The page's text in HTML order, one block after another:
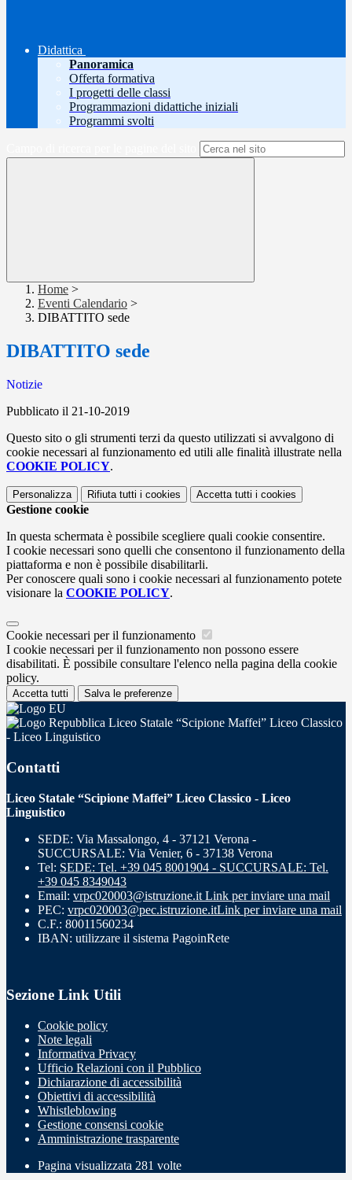
Didattica
Panoramica
Offerta formativa
I progetti delle classi
Programmazioni didattiche iniziali
Programmi svolti
Home >
Eventi Calendario >
DIBATTITO sede
DIBATTITO sede
Notizie
Pubblicato il 21-10-2019
Questo sito o gli strumenti terzi da questo utilizzati si avvalgono di
cookie necessari al funzionamento ed utili alle finalità illustrate nella
COOKIE POLICY.
Personalizza Rifiuta tutti i cookies Accetta tutti i cookies
Gestione cookie
In questa schermata è possibile scegliere quali cookie consentire.
I cookie necessari sono quelli che consentono il funzionamento della
piattaforma e non è possibile disabilitarli.
Per conoscere quali sono i cookie necessari al funzionamento potete
visionare la COOKIE POLICY.
Cookie necessari per il funzionamento
I cookie necessari per il funzionamento non possono essere
disabilitati. È possibile consultare l'elenco nella pagina della cookie
policy.
Accetta tutti Salva le preferenze
Liceo Statale “Scipione Maffei” Liceo Classico
- Liceo Linguistico
Contatti
Liceo Statale “Scipione Maffei” Liceo Classico - Liceo
Linguistico
SEDE: Via Massalongo, 4 - 37121 Verona -
SUCCURSALE: Via Venier, 6 - 37138 Verona
Tel: SEDE: Tel. +39 045 8001904 - SUCCURSALE: Tel.
+39 045 8349043
Email: vrpc020003@istruzione.it Link per inviare una mail
PEC: vrpc020003@pec.istruzione.itLink per inviare una mail
C.F.: 80011560234
IBAN: utilizzare il sistema PagoinRete
Sezione Link Utili
Cookie policy
Note legali
Informativa Privacy
Ufficio Relazioni con il Pubblico
Dichiarazione di accessibilità
Obiettivi di accessibilità
Whistleblowing
Gestione consensi cookie
Amministrazione trasparente
Pagina visualizzata 281 volte